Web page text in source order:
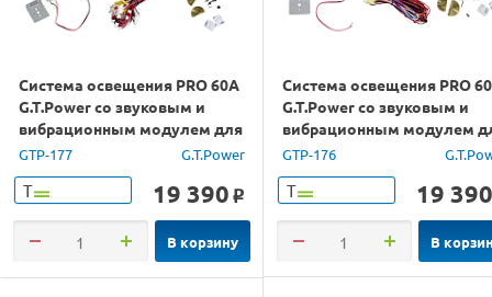
Система освещения PRO 60A
G.T.Power со звуковым и
вибрационным модулем для
ру грузовиков (Европа)
GTP-177 G.T.Power
Т 19 390 o
В корзину
Система освещения PRO
G.T.Power со звуковым и
вибрационным модулем
ру грузовиков (США)
GTP-176
Т 19 390
В